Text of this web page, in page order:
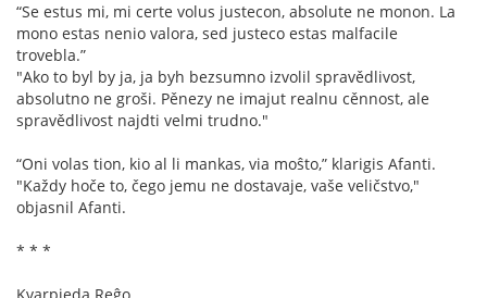
“Se estus mi, mi certe volus justecon, absolute ne monon. La
mono estas nenio valora, sed justeco estas malfacile
trovebla.”
"Ako to byl by ja, ja byh bezsumno izvolil spravědlivost,
absolutno ne groši. Pěnezy ne imajut realnu cěnnost, ale
spravědlivost najdti velmi trudno."
“Oni volas tion, kio al li mankas, via moŝto,” klarigis Afanti.
"Každy hoče to, čego jemu ne dostavaje, vaše veličstvo,"
objasnil Afanti.
* * *